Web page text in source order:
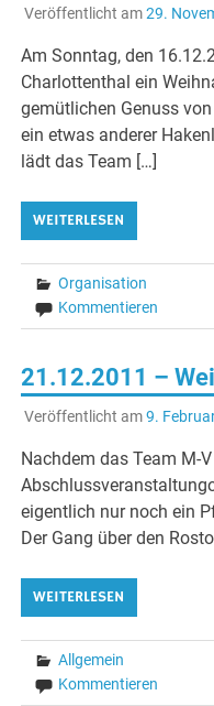
Veröffentlicht am29.
Am Sonntag, den
Charlottenthal ein
gemütlichen Genuss
ein etwas anderer
lädt das Team […]
WEITERLESEN
Organisation
Kommentieren
21.12.2011 –
Veröffentlicht am9.
Nachdem das Team M-
eigentlich nur noch ein
Der Gang über den
WEITERLESEN
Allgemein
Kommentieren